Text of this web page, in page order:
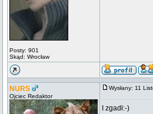
Posty: 901
Skąd: Wrocław
NURS
Ojciec Redaktor
Wysłany: 11
I zgadł:-)